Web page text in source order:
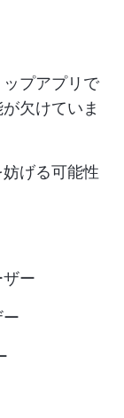
プアプリで
欠けていま
げる可能性
ー